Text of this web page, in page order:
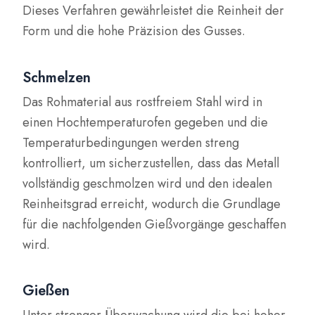
Dieses Verfahren gewährleistet die Reinheit der
Form und die hohe Präzision des Gusses.
Schmelzen
Das Rohmaterial aus rostfreiem Stahl wird in
einen Hochtemperaturofen gegeben und die
Temperaturbedingungen werden streng
kontrolliert, um sicherzustellen, dass das Metall
vollständig geschmolzen wird und den idealen
Reinheitsgrad erreicht, wodurch die Grundlage
für die nachfolgenden Gießvorgänge geschaffen
wird.
Gießen